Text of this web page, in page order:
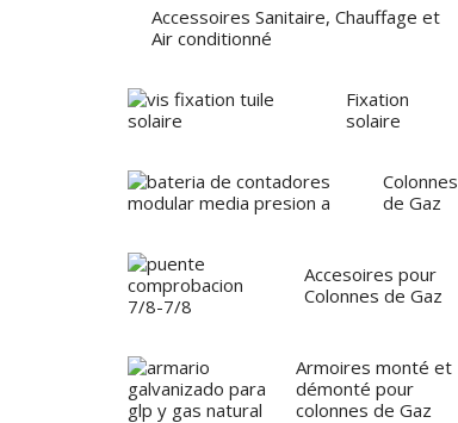
Accessoires Sanitaire, Chauffage et
Air conditionné
Fixation
solaire
Colonnes
de Gaz
Accesoires pour
Colonnes de Gaz
Armoires monté et
démonté pour
colonnes de Gaz